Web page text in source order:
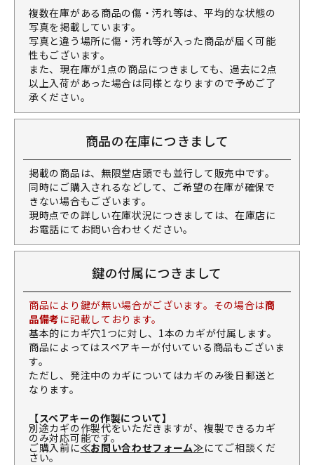
複数在庫がある商品の傷・汚れ等は、平均的な状態の
写真を掲載しています。
写真と違う場所に傷・汚れ等が入った商品が届く可能
性もございます。
また、現在庫が1点の商品につきましても、過去に2点
以上入荷があった場合は同様となりますので予めご了
承ください。
商品の在庫につきまして
掲載の商品は、無限堂店頭でも並行して販売中です。
同時にご購入されるなどして、ご希望の在庫が確保で
きない場合もございます。
現時点での詳しい在庫状況につきましては、在庫店に
お電話にてお問い合わせください。
鍵の付属につきまして
商品により鍵が無い場合がございます。その場合は商
品備考 に記載しております。
基本的にカギ穴1つに対し、1本のカギが付属します。
商品によってはスペアキーが付いている商品もございま
す。
ただし、発注中のカギについてはカギのみ後日郵送と
なります。
【スペアキーの作製について】
別途カギの作製代をいただきますが、複製できるカギ
のみ対応可能です。
ご購入前に≪お問い合わせフォーム≫にてご相談くだ
さい。